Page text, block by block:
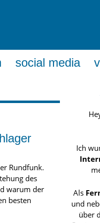
social media
Rundfunk.
des
warum der
besten
Ich
Als
und
über